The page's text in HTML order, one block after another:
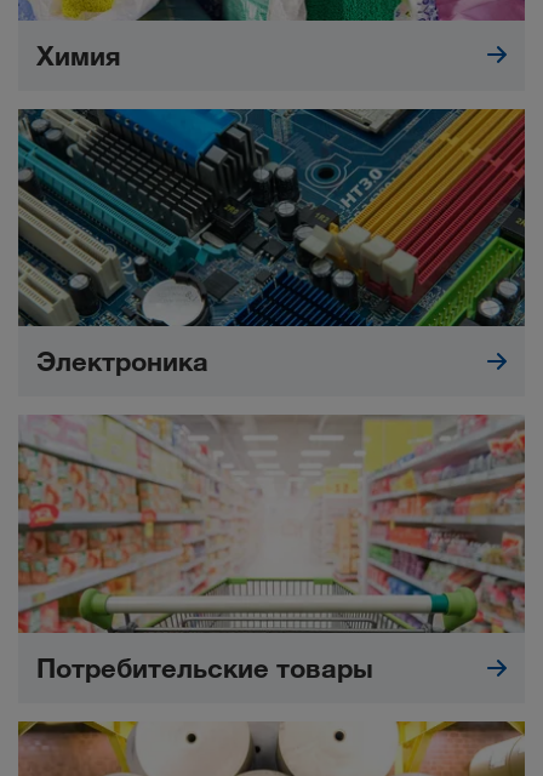
Химия
Электроника
Потребительские товары